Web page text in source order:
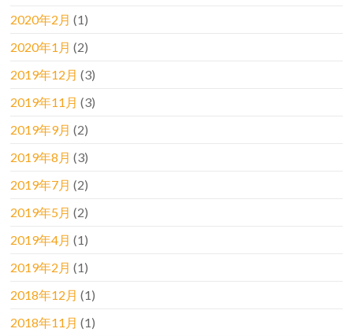
2020年2月 (1)
2020年1月 (2)
2019年12月 (3)
2019年11月 (3)
2019年9月 (2)
2019年8月 (3)
2019年7月 (2)
2019年5月 (2)
2019年4月 (1)
2019年2月 (1)
2018年12月 (1)
2018年11月 (1)